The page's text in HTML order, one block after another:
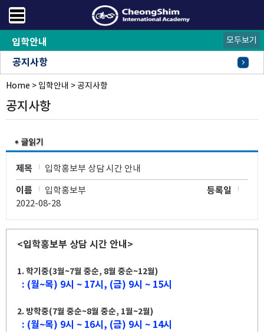
입학안내
공지사항
FAQ
오시는길
모두보기
Home > 입학안내 >공지사항
공지사항
제목
입학홍보부 상담 시간 안내
이름
입학홍보부
등록일
2022-08-28
<입학홍보부 상담 시간 안내>
1. 학기중(3월~7월 중순, 8월 중순~12월)
: (월~목) 9시 ~ 17시, (금) 9시 ~ 15시
2. 방학중(7월 중순~8월 중순, 1월~2월)
: (월~목) 9시 ~ 16시, (금) 9시 ~ 14시